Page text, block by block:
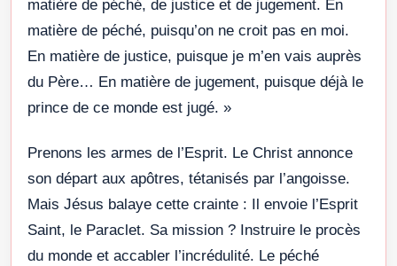
matière de péché, de justice et de jugement. En
matière de péché, puisqu’on ne croit pas en moi.
En matière de justice, puisque je m’en vais auprès
du Père… En matière de jugement, puisque déjà le
prince de ce monde est jugé. »
Prenons les armes de l’Esprit. Le Christ annonce
son départ aux apôtres, tétanisés par l’angoisse.
Mais Jésus balaye cette crainte : Il envoie l’Esprit
Saint, le Paraclet. Sa mission ? Instruire le procès
du monde et accabler l’incrédulité. Le péché